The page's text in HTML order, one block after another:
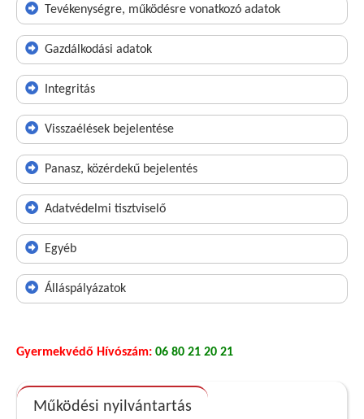
Tevékenységre, működésre vonatkozó adatok
Gazdálkodási adatok
Integritás
Visszaélések bejelentése
Panasz, közérdekű bejelentés
Adatvédelmi tisztviselő
Egyéb
Álláspályázatok
Gyermekvédő Hívószám: 06 80 21 20 21
Működési nyilvántartás